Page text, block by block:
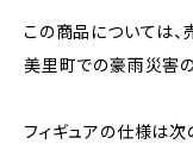
この商品については
美里町での豪雨災害の
フィギュアの仕様は次